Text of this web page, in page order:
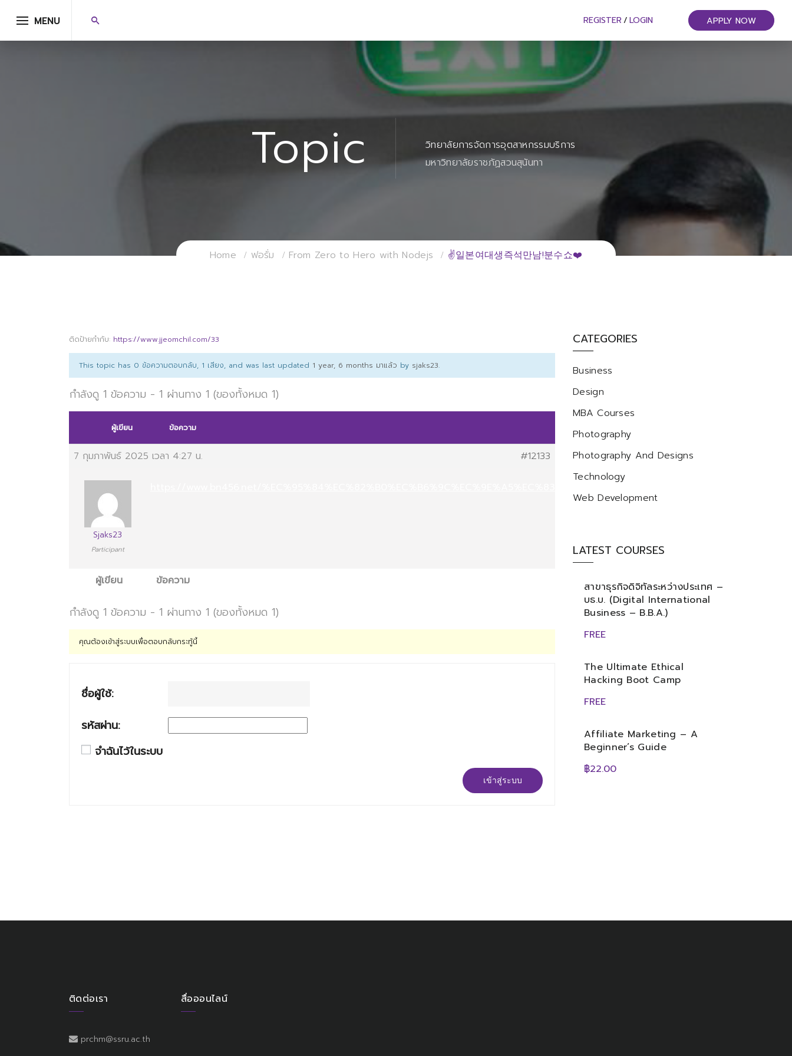
MENU REGISTER / LOGIN APPLY NOW
Topic
วิทยาลัยการจัดการอุตสาหกรรมบริการ
มหาวิทยาลัยราชภัฏสวนสุนันทา
Home ฟอรั่ม From Zero to Hero with Nodejs ✌일본여대생즉석만남!분수쇼❤️
ติดป้ายกำกับ: https://www.jjeomchil.com/33
This topic has 0 ข้อความตอบกลับ, 1 เสียง, and was last updated 1 year, 6 months มาแล้ว by sjaks23.
กำลังดู 1 ข้อความ - 1 ผ่านทาง 1 (ของทั้งหมด 1)
ผู้เขียน ข้อความ
7 กุมภาพันธ์ 2025 เวลา 4:27 น. #12133
Sjaks23
Participant
ผู้เขียน ข้อความ
กำลังดู 1 ข้อความ - 1 ผ่านทาง 1 (ของทั้งหมด 1)
คุณต้องเข้าสู่ระบบเพื่อตอบกลับกระทู้นี้
ชื่อผู้ใช้:
รหัสผ่าน:
จำฉันไว้ในระบบ
เข้าสู่ระบบ
CATEGORIES
Business
Design
MBA Courses
Photography
Photography And Designs
Technology
Web Development
LATEST COURSES
สาขาธุรกิจดิจิทัลระหว่างประเทศ –
บธ.บ. (Digital International
Business – B.B.A.)
FREE
The Ultimate Ethical
Hacking Boot Camp
FREE
Affiliate Marketing – A
Beginner’s Guide
฿22.00
ติดต่อเรา
prchm@ssru.ac.th
สื่อออนไลน์